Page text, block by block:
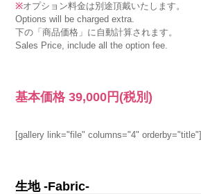
※オプション料金は別途頂戴いたします。
Options will be charged extra.
下の「商品価格」に自動計算されます。
Sales Price, include all the option fee.
基本価格39,000円 (税別)
[gallery link="file" columns="4" orderby="title"]
生地 -Fabric-